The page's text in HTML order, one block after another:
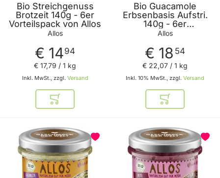
Bio Streichgenuss
Brotzeit 140g - 6er
Vorteilspack von Allos
Allos
€ 1494
Inkl. MwSt., zzgl. Versand
€ 17,79 / 1 kg
In den Warenkorb
Bio Guacamole
Erbsenbasis Aufstri.
140g - 6er
Vorteilspack von Allos
Allos
€ 18 54
Inkl. 10% MwSt., zzgl. Versand
€ 22,07 / 1 kg
In den